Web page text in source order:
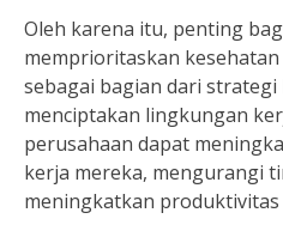
Oleh karena itu, penting
memprioritaskan
sebagai bagian dari strategi
menciptakan lingkungan
perusahaan dapat
kerja mereka, mengurangi
meningkatkan produktivitas